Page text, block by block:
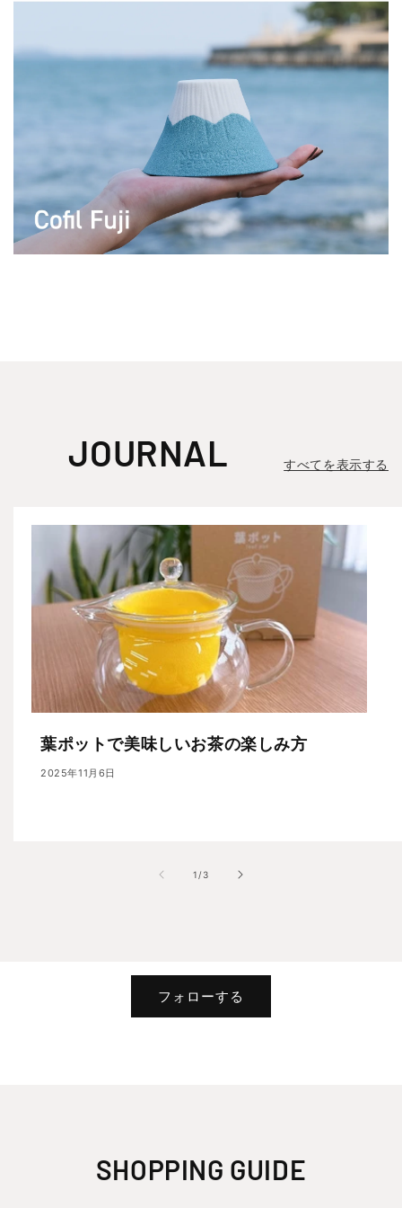
JOURNAL すべてを表示する
葉ポットで美味しいお茶の楽しみ方
2025年11月6日
1 /の
3
フォローする
SHOPPING GUIDE